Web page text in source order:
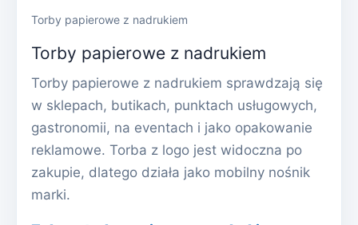
Torby papierowe z nadrukiem
Torby papierowe z nadrukiem
Torby papierowe z nadrukiem sprawdzają się
w sklepach, butikach, punktach usługowych,
gastronomii, na eventach i jako opakowanie
reklamowe. Torba z logo jest widoczna po
zakupie, dlatego działa jako mobilny nośnik
marki.